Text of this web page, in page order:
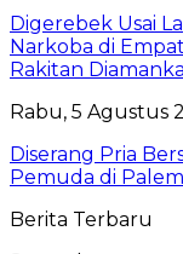
Digerebek Usai
Narkoba di
Rakitan
Rabu, 5 Agustus
Diserang Pria
Pemuda di
Berita Terbaru